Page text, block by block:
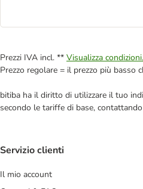
Prezzi IVA incl. ** Visualizza condizioni.
Prezzo regolare = il prezzo più
bitiba ha il diritto di utilizzare il tuo
secondo le tariffe di base,
Servizio clienti
Il mio account